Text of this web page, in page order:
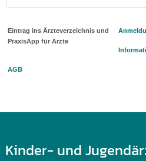
Eintrag ins Ärzteverzeichnis und
PraxisApp für Ärzte
AGB
Kinder- und